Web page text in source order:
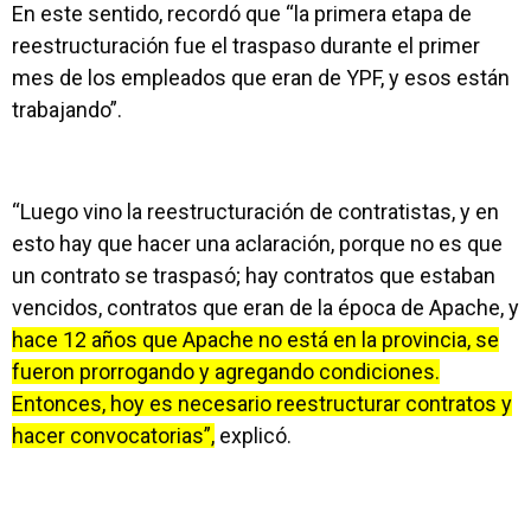
En este sentido, recordó que “la primera etapa de
reestructuración fue el traspaso durante el primer
mes de los empleados que eran de YPF, y esos están
trabajando”.
“Luego vino la reestructuración de contratistas, y en
esto hay que hacer una aclaración, porque no es que
un contrato se traspasó; hay contratos que estaban
vencidos, contratos que eran de la época de Apache, y
hace 12 años que Apache no está en la provincia, se
fueron prorrogando y agregando condiciones.
Entonces, hoy es necesario reestructurar contratos y
hacer convocatorias”, explicó.